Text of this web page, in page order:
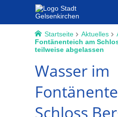
Startseite Aktuelles
Fontänenteich am
teilweise abgelassen
Wasser im
Schloss